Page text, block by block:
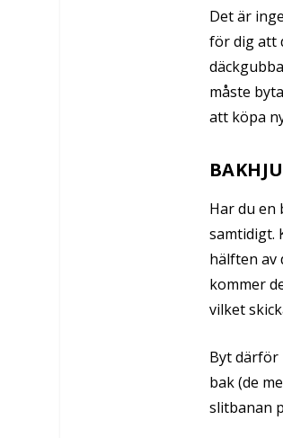
Det är
för dig att
måste
att köpa
Har du en
samtidigt.
hälften av
kommer
vilket
Byt därför
bak (de
slitbanan